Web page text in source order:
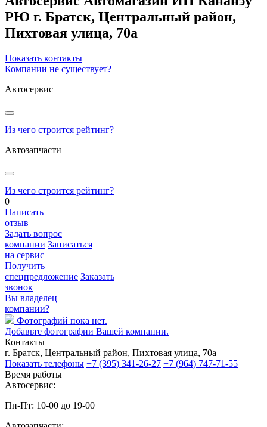
РЮ г. Братск, Центральный район,
Пихтовая улица, 70а
Показать контакты
Компании не существует?
Автосервис
Из чего строится рейтинг?
Автозапчасти
Из чего строится рейтинг?
0
Написать
отзыв
Задать вопрос
компании Записаться
на сервис
Получить
спецпредложение Заказать
звонок
Вы владелец
компании?
Фотографий пока нет.
Добавьте фотографии Вашей компании.
Контакты
г. Братск, Центральный район, Пихтовая улица, 70а
Показать телефоны +7 (395) 341-26-27 +7 (964) 747-71-55
Время работы
Автосервис:
Пн-Пт: 10-00 до 19-00